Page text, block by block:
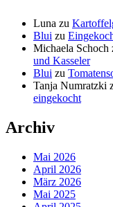
Luna zu
Blui zu
Michaela Schoch
und Kasseler
Blui zu
Tanja Numratzki
eingekocht
Archiv
Mai 2026
April 2026
März 2026
Mai 2025